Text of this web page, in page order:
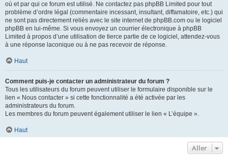
où et par qui ce forum est utilisé. Ne contactez pas phpBB Limited pour tout
problème d’ordre légal (commentaire incessant, insultant, diffamatoire, etc.) qui
ne sont pas directement reliés avec le site internet de phpBB.com ou le logiciel
phpBB en lui-même. Si vous envoyez un courrier électronique à phpBB
Limited à propos d’une utilisation de tierce partie de ce logiciel, attendez-vous
à une réponse laconique ou à ne pas recevoir de réponse.
Haut
Comment puis-je contacter un administrateur du forum ?
Tous les utilisateurs du forum peuvent utiliser le formulaire disponible sur le
lien « Nous contacter » si cette fonctionnalité a été activée par les
administrateurs du forum.
Les membres du forum peuvent également utiliser le lien « L’équipe ».
Haut
Aller